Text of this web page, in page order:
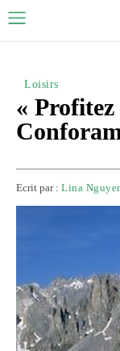
Loisirs
« Profitez
Ecrit par : Lina